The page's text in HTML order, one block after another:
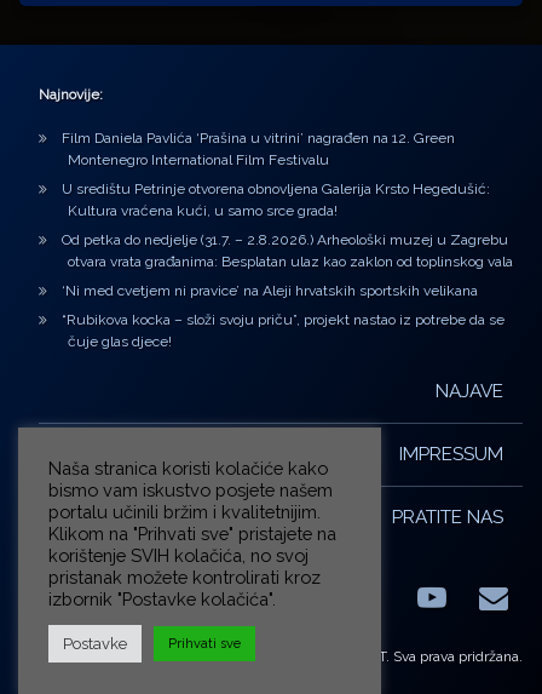
Najnovije:
Film Daniela Pavlića ‘Prašina u vitrini’ nagrađen na 12. Green
Montenegro International Film Festivalu
U središtu Petrinje otvorena obnovljena Galerija Krsto Hegedušić:
Kultura vraćena kući, u samo srce grada!
Od petka do nedjelje (31.7. – 2.8.2026.) Arheološki muzej u Zagrebu
otvara vrata građanima: Besplatan ulaz kao zaklon od toplinskog vala
‘Ni med cvetjem ni pravice’ na Aleji hrvatskih sportskih velikana
“Rubikova kocka – složi svoju priču”, projekt nastao iz potrebe da se
čuje glas djece!
NAJAVE
IMPRESSUM
PRATITE NAS
FacebookLinkedIn E-
© ZG-KULT. Sva prava pridržana.
Naša stranica koristi kolačiće kako
bismo vam iskustvo posjete našem
portalu učinili bržim i kvalitetnijim.
Klikom na "Prihvati sve" pristajete na
korištenje SVIH kolačića, no svoj
pristanak možete kontrolirati kroz
izbornik "Postavke kolačića".
Postavke Prihvati sve